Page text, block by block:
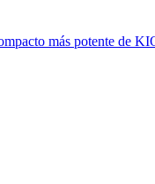
más potente de